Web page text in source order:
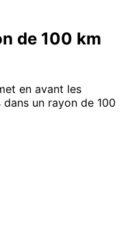
de 100 km
en avant les
un rayon de 100